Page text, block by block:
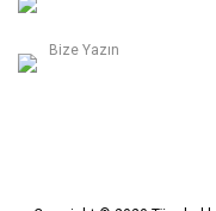
Bize Yazın